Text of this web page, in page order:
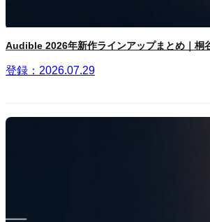
Audible 2026年新作ラインアップまとめ｜桐
登録：2026.07.29